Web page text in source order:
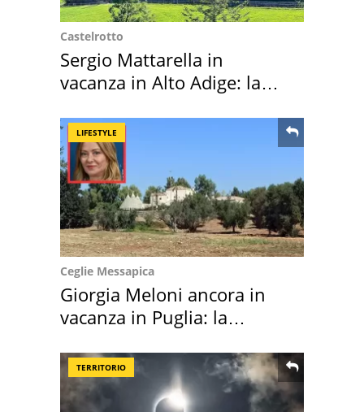
Castelrotto
Sergio Mattarella in
vacanza in Alto Adige: la
LIFESTYLE
Ceglie Messapica
Giorgia Meloni ancora in
vacanza in Puglia: la
TERRITORIO